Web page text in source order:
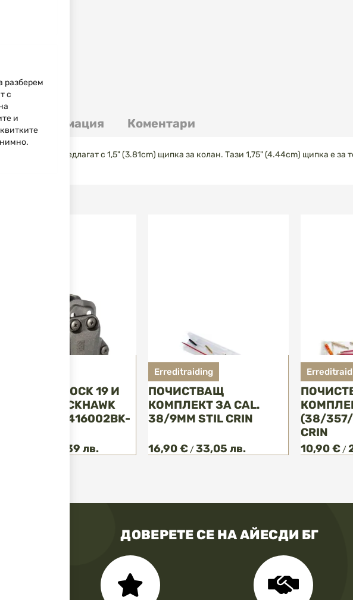
се предлагат с 1,5" (3.81cm) щипка за колан. Тази 1,75" (4.44cm) щипка е
информация Коментари
КОБУР ЗА GLOCK 19 И
CZ P10C BLACKHAWK
STACHE IWB 416002BK-
115,39 лв.
Erreditraiding
ПОЧИСТВАЩ
КОМПЛЕКТ ЗА CAL.
38/9MM STIL CRIN
16,90 € /33,05 лв.
(38/357/
CRIN
10,90 € /
ДОВЕРЕТЕ СЕ НА АЙЕСДИ БГ
разберем
с
и